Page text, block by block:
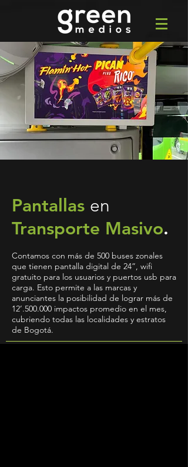
Pantallas en
Transporte Masivo.
Contamos con más de 500 buses zonales
que tienen pantalla digital de 24”, wifi
gratuito para los usuarios y puertos usb para
carga. Esto permite a las marcas y
anunciantes la posibilidad de lograr más de
12’.500.000 impactos promedio en el mes,
cubriendo todas las localidades y estratos
de Bogotá.